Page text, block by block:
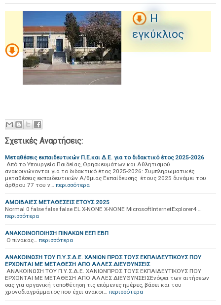
Η
εγκύκλιος
Σχετικές Αναρτήσεις:
Μεταθέσεις εκπαιδευτικών Π.Ε.και Δ.Ε. για το διδακτικό έτος 2025-2026
Από το Υπουργείο Παιδείας, Θρησκευμάτων και Αθλητισμού
ανακοινώνονται για το διδακτικό έτος 2025-2026: Συμπληρωματικές
μεταθέσεις εκπαιδευτικών Α/θμιας Εκπαίδευσης έτους 2025 δυνάμει του
άρθρου 77 του ν… περισσότερα
ΑΜΟΙΒΑΙΕΣ ΜΕΤΑΘΕΣΕΙΣ ΕΤΟΥΣ 2025
Normal 0 false false false EL X-NONE X-NONE MicrosoftInternetExplorer4 …
περισσότερα
ΑΝΑΚΟΙΝΟΠΟΙΗΣΗ ΠΙΝΑΚΩΝ ΕΕΠ ΕΒΠ
O πίνακας… περισσότερα
ΑΝΑΚΟΙΝΩΣΗ ΤΟΥ Π.Υ.Σ.Δ.Ε. ΧΑΝΙΩΝ ΠΡΟΣ ΤΟΥΣ ΕΚΠΑΙΔΕΥΤΙΚΟΥΣ ΠΟΥ
ΕΡΧΟΝΤΑΙ ΜΕ ΜΕΤΑΘΕΣΗ ΑΠΟ ΑΛΛΕΣ ΔΙΕΥΘΥΝΣΕΙΣ
ΑΝΑΚΟΙΝΩΣΗ ΤΟΥ Π.Υ.Σ.Δ.Ε. ΧΑΝΙΩΝΠΡΟΣ ΤΟΥΣ ΕΚΠΑΙΔΕΥΤΙΚΟΥΣ ΠΟΥ
ΕΡΧΟΝΤΑΙ ΜΕ ΜΕΤΑΘΕΣΗ ΑΠΟ ΑΛΛΕΣ ΔΙΕΥΘΥΝΣΕΙΣΕνόψει των αιτήσεων
σας για οργανική τοποθέτηση τις επόμενες ημέρες, βάσει και του
χρονοδιαγράμματος που έχει ανακοι… περισσότερα